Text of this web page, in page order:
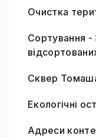
Очистка
Сортування -
Сквер
Екологічні
Адреси